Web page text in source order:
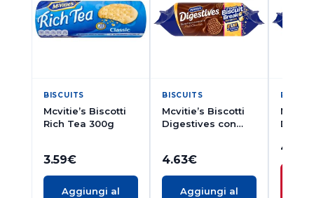
BISCUITS
Mcvitie’s Biscotti
Rich Tea 300g
3.59€
Aggiungi al
BISCUITS
Mcvitie’s Biscotti
Digestives con
4.63€
Aggiungi al
4.33